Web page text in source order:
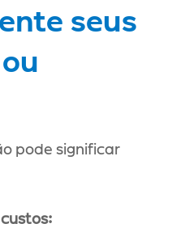
seus
pode significar